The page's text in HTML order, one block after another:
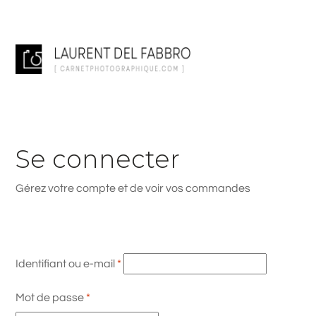
Se connecter
Gérez votre compte et de voir vos commandes
Identifiant ou e-mail *
Mot de passe *